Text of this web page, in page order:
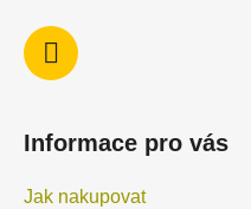
Informace pro vás
Jak nakupovat